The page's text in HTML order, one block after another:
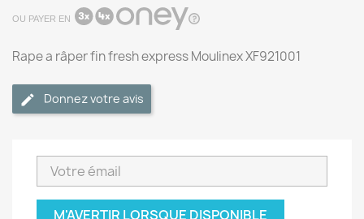
OU PAYER EN
Rape a râper fin fresh express Moulinex XF921001
Donnez votre avis
M'AVERTIR LORSQUE DISPONIBLE